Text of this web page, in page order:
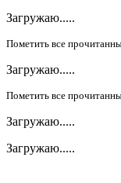
Загружаю.....
Пометить все
Загружаю.....
Пометить все
Загружаю.....
Загружаю.....